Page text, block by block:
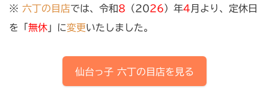
※ 六丁の目店では、令和8 （2026）年4月より、定休日
を「 無休 」に変更いたしました。
仙台っ子 六丁の目店を見る